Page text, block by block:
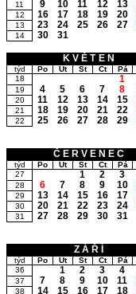
11 9 10 11 12 13
12 16 17 18 19 20
13 23 24 25 26 27
14 30 31
KVĚTEN
týd Po Út St Čt Pá
18
1
19 4 5 6 7 8
20 11 12 13 14 15
21 18 19 20 21 22
22 25 26 27 28 29
ČERVENEC
týd Po Út St Čt Pá
27
1 2 3
28 6 7 8 9 10
29 13 14 15 16 17
30 20 21 22 23 24
31 27 28 29 30 31
ZÁŘÍ
týd Po Út St Čt Pá
36
1 2 3 4
37 7 8 9 10 11
38 14 15 16 17 18